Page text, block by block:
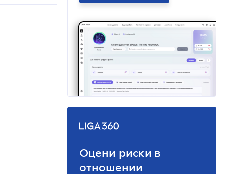
Оцени риски в
отношении